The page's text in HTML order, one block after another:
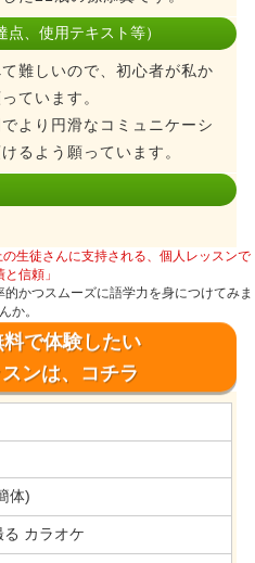
、使用テキスト等）
難しいので、初心者が私か
ています。
より円滑なコミュニケーシ
るよう願っています。
生徒さんに支持される、個人レッスンで
信頼」
かつスムーズに語学力を身につけてみま
か。
で体験したい
ンは、コチラ
体)
る カラオケ